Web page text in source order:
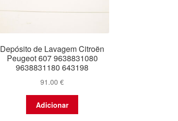
Depósito de Lavagem Citroën
Peugeot 607 9638831080
9638831180 643198
91.00€
Adicionar